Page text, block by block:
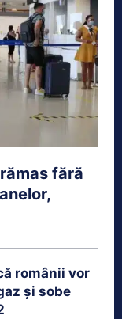
fără
românii vor
și sobe